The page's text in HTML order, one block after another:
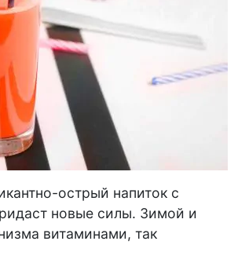
острый напиток с
новые силы. Зимой и
витаминами, так